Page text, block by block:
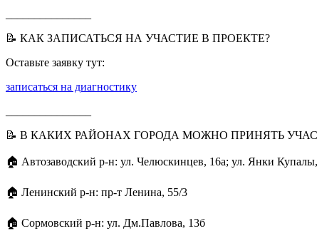
📝 КАК ЗАПИСАТЬСЯ НА УЧАСТИЕ В ПРОЕКТЕ?
Оставьте заявку тут:
записаться на диагностику
📝 В КАКИХ РАЙОНАХ ГОРОДА МОЖНО ПРИНЯТЬ
🏠 Автозаводский р-н: ул. Челюскинцев, 16а; ул. Янки
🏠 Ленинский р-н: пр-т Ленина, 55/3
🏠 Сормовский р-н: ул. Дм.Павлова, 13б